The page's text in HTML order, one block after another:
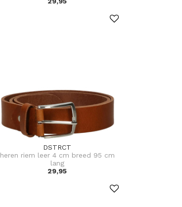
DSTRCT
heren riem leer 4 cm breed 95 cm
lang
29,95